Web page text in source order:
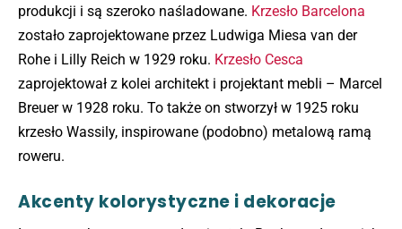
produkcji i są szeroko naśladowane. Krzesło Barcelona
zostało zaprojektowane przez Ludwiga Miesa van der
Rohe i Lilly Reich w 1929 roku. Krzesło Cesca
zaprojektował z kolei architekt i projektant mebli – Marcel
Breuer w 1928 roku. To także on stworzył w 1925 roku
krzesło Wassily, inspirowane (podobno) metalową ramą
roweru.
Akcenty kolorystyczne i dekoracje